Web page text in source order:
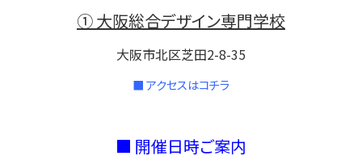
① 大阪総合デザイン専門学校
大阪市北区芝田2-8-35
■ アクセスはコチラ
■ 開催日時ご案内